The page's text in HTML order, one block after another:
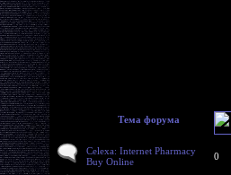
Тема форума
Celexa: Internet Pharmacy
Buy Online
0